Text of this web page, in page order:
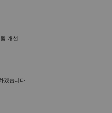
개선
겠습니다.